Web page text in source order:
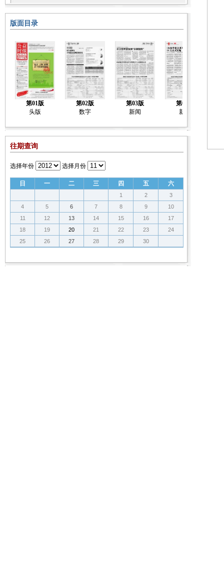
版面目录
第01版
头版
第02版
数字
第03版
新闻
第04版
新闻
往期查询
选择年份 选择月份
日 一 二 三 四 五 六
1 2
3
4
5 6 7 8 9
10
11
12 13 14 15 16
17
18
19 20 21 22 23
24
25
26 27 28 29 30